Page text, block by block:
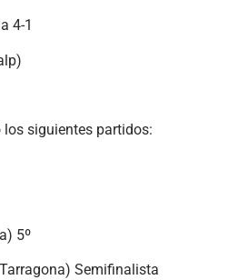
4-1
siguientes partidos:
5º
Tarragona) Semifinalista